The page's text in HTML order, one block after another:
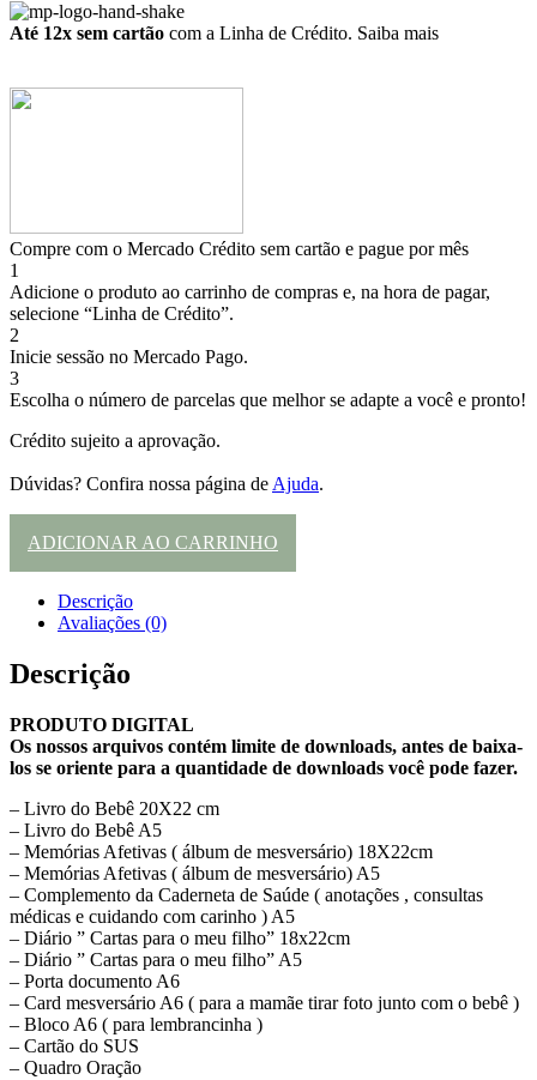
Até 12x sem cartão com a Linha de Crédito. Saiba mais
Compre com o Mercado Crédito sem cartão e pague por mês
1
Adicione o produto ao carrinho de compras e, na hora de pagar,
selecione “Linha de Crédito”.
2
Inicie sessão no Mercado Pago.
3
Escolha o número de parcelas que melhor se adapte a você e pronto!
Crédito sujeito a aprovação.
Dúvidas? Confira nossa página de Ajuda.
ADICIONAR AO CARRINHO
Descrição
Avaliações (0)
Descrição
PRODUTO DIGITAL
Os nossos arquivos contém limite de downloads, antes de baixa-
los se oriente para a quantidade de downloads você pode fazer.
– Livro do Bebê 20X22 cm
– Livro do Bebê A5
– Memórias Afetivas ( álbum de mesversário) 18X22cm
– Memórias Afetivas ( álbum de mesversário) A5
– Complemento da Caderneta de Saúde ( anotações , consultas
médicas e cuidando com carinho ) A5
– Diário ” Cartas para o meu filho” 18x22cm
– Diário ” Cartas para o meu filho” A5
– Porta documento A6
– Card mesversário A6 ( para a mamãe tirar foto junto com o bebê )
– Bloco A6 ( para lembrancinha )
– Cartão do SUS
– Quadro Oração